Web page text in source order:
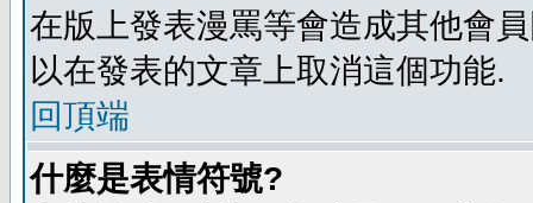
在版上發表漫罵等會造成其他會
以在發表的文章上取消這個功能.
回頂端
什麼是表情符號?